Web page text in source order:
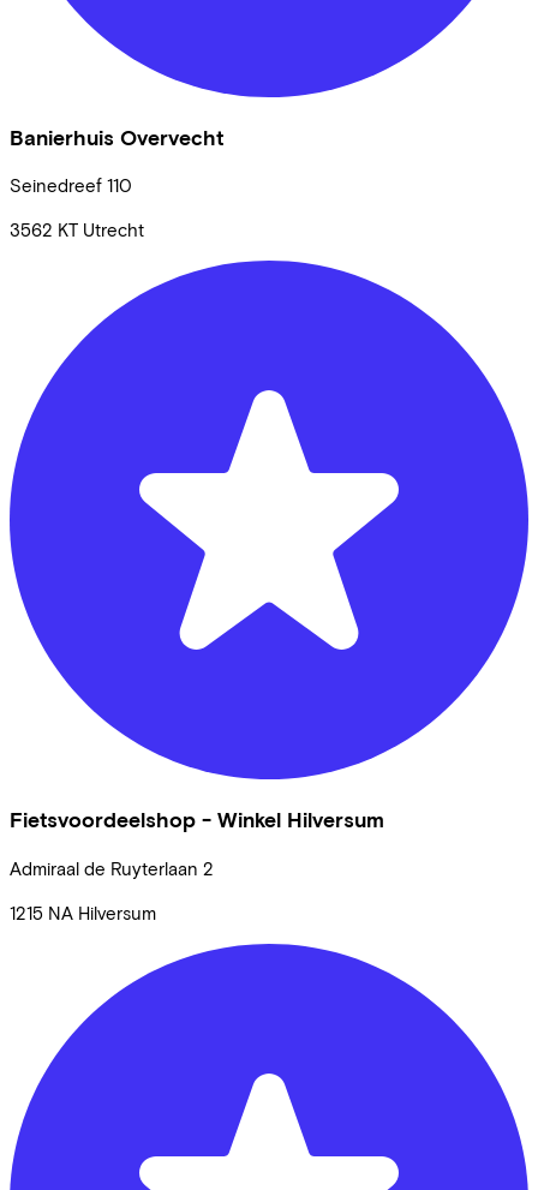
Banierhuis Overvecht
Seinedreef 110
3562 KT Utrecht
Fietsvoordeelshop - Winkel Hilversum
Admiraal de Ruyterlaan 2
1215 NA Hilversum